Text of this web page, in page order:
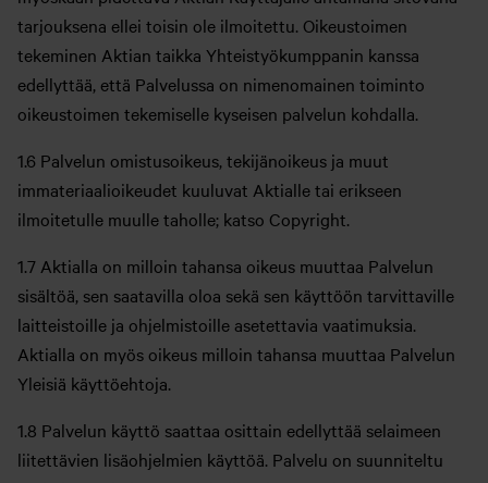
tarjouksena ellei toisin ole ilmoitettu. Oikeustoimen
tekeminen Aktian taikka Yhteistyökumppanin kanssa
edellyttää, että Palvelussa on nimenomainen toiminto
oikeustoimen tekemiselle kyseisen palvelun kohdalla.
1.6 Palvelun omistusoikeus, tekijänoikeus ja muut
immateriaalioikeudet kuuluvat Aktialle tai erikseen
ilmoitetulle muulle taholle; katso Copyright.
1.7 Aktialla on milloin tahansa oikeus muuttaa Palvelun
sisältöä, sen saatavilla oloa sekä sen käyttöön tarvittaville
laitteistoille ja ohjelmistoille asetettavia vaatimuksia.
Aktialla on myös oikeus milloin tahansa muuttaa Palvelun
Yleisiä käyttöehtoja.
1.8 Palvelun käyttö saattaa osittain edellyttää selaimeen
liitettävien lisäohjelmien käyttöä. Palvelu on suunniteltu